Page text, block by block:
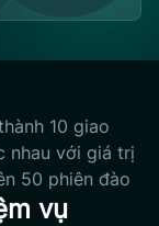
10 giao
nhau với giá trị
50 phiên đào
vụ